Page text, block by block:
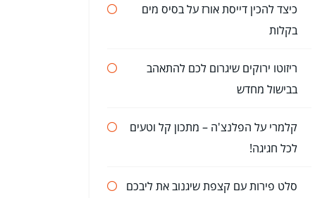
כיצד להכין דייסת אורז על בסיס מים
בקלות
ריזוטו ירוקים שיגרום לכם להתאהב
בבישול מחדש
קלמרי על הפלנצ'ה – מתכון קל וטעים
לכל חגיגה!
סלט פירות עם קצפת שיגנוב את ליבכם